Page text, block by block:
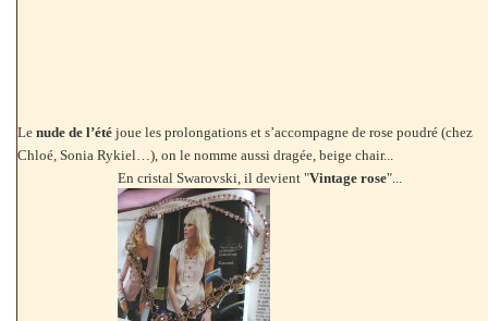
Le nude de l’été joue les prolongations et s’accompagne de rose poudré (chez
Chloé, Sonia Rykiel…), on le nomme aussi dragée, beige chair...
En cristal Swarovski, il devient "Vintage rose"...